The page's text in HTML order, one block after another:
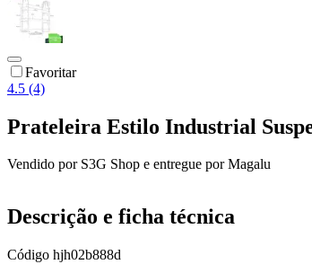
Favoritar
4.5 (4)
Prateleira Estilo Industrial
Vendido por S3G Shop e entregue por Magalu
Descrição e ficha técnica
Código hjh02b888d